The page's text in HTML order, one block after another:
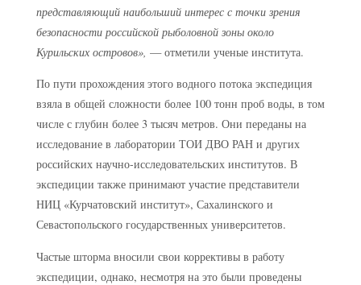
представляющий наибольший интерес с точки зрения
безопасности российской рыболовной зоны около
Курильских островов», — отметили ученые института.
По пути прохождения этого водного потока экспедиция
взяла в общей сложности более 100 тонн проб воды, в том
числе с глубин более 3 тысяч метров. Они переданы на
исследование в лаборатории ТОИ ДВО РАН и других
российских научно-исследовательских институтов. В
экспедиции также принимают участие представители
НИЦ «Курчатовский институт», Сахалинского и
Севастопольского государственных университетов.
Частые шторма вносили свои коррективы в работу
экспедиции, однако, несмотря на это были проведены